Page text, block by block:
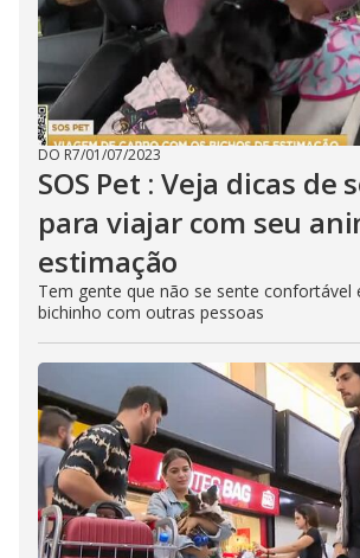
DO R7/01/07/2023
SOS Pet : Veja dicas de
para viajar com seu
estimação
Tem gente que não se sente confortável
bichinho com outras pessoas